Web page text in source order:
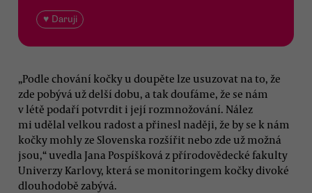
♥ Daruji
„Podle chování kočky u doupěte lze usuzovat na to, že
zde pobývá už delší dobu, a tak doufáme, že se nám
v létě podaří potvrdit i její rozmnožování. Nález
mi udělal velkou radost a přinesl naději, že by se k nám
kočky mohly ze Slovenska rozšířit nebo zde už možná
jsou,“ uvedla Jana Pospíšková z přírodovědecké fakulty
Univerzy Karlovy, která se monitoringem kočky divoké
dlouhodobě zabývá.